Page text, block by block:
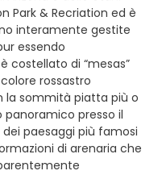
Park & Recriation ed è
interamente gestite
essendo
costellato di “mesas”
rossastro
la sommità piatta più o
panoramico presso il
paesaggi più famosi
di arenaria che